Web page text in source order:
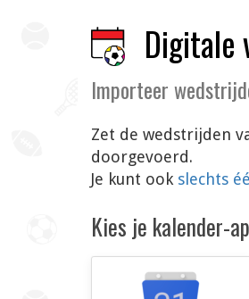
Digitale
Importeer
Zet de wedstrijden
doorgevoerd.
Je kunt ook slechts
Kies je kalender-